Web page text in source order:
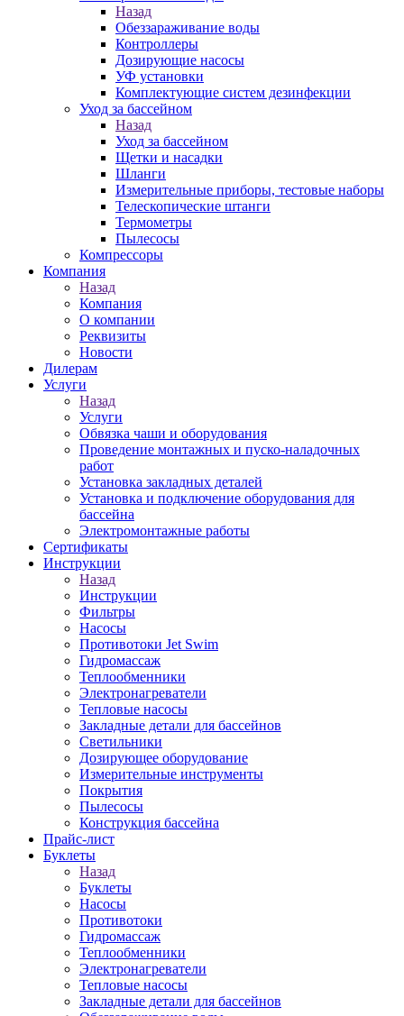
Назад
Обеззараживание воды
Контроллеры
Дозирующие насосы
УФ установки
Комплектующие систем дезинфекции
Уход за бассейном
Назад
Уход за бассейном
Щетки и насадки
Шланги
Измерительные приборы, тестовые наборы
Телескопические штанги
Термометры
Пылесосы
Компрессоры
Компания
Назад
Компания
О компании
Реквизиты
Новости
Дилерам
Услуги
Назад
Услуги
Обвязка чаши и оборудования
Проведение монтажных и пуско-наладочных
работ
Установка закладных деталей
Установка и подключение оборудования для
бассейна
Электромонтажные работы
Сертификаты
Инструкции
Назад
Инструкции
Фильтры
Насосы
Противотоки Jet Swim
Гидромассаж
Теплообменники
Электронагреватели
Тепловые насосы
Закладные детали для бассейнов
Светильники
Дозирующее оборудование
Измерительные инструменты
Покрытия
Пылесосы
Конструкция бассейна
Прайс-лист
Буклеты
Назад
Буклеты
Насосы
Противотоки
Гидромассаж
Теплообменники
Электронагреватели
Тепловые насосы
Закладные детали для бассейнов